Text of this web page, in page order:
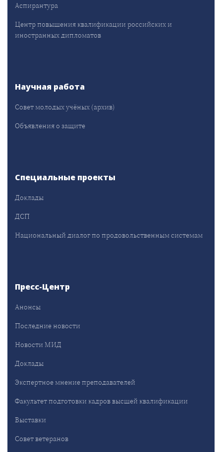
Аспирантура
Центр повышения квалификации российских и
иностранных дипломатов
Научная работа
Совет молодых учёных (архив)
Объявления о защите
Специальные проекты
Доклады
ДСП
Национальный диалог по продовольственным системам
Пресс-Центр
Анонсы
Последние новости
Новости МИД
Доклады
Экспертное мнение преподавателей
Факультет подготовки кадров высшей квалификации
Выставки
Совет ветеранов